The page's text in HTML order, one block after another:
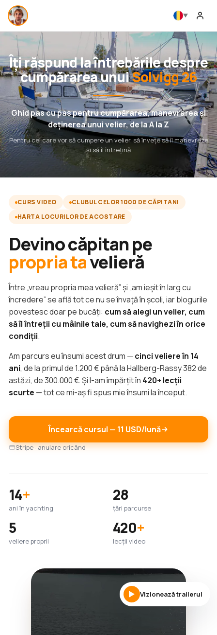
Îți răspund la întrebările despre
cumpărarea unuiSolvigg 26
Ghid pas cu pas pentru cumpărarea, manevrarea și
deținerea unui velier, de la A la Z
Pentru cei care vor să cumpere un velier, să învețe să îl manevreze
și să îl întrețină
CURS VIDEO
CLUBUL CELOR 1000 DE CĂPITANI
HARTA LOCURILOR DE ACOSTARE
Devino căpitan pe
propria tavelieră
Între „vreau propria mea velieră” și „am ieșit în larg cu
încredere” se află tot ce nu se învață în școli, iar blogurile
povestesc doar pe bucăți: cum să alegi un velier, cum
să îl întreții cu mâinile tale, cum să navighezi în orice
condiții.
Am parcurs eu însumi acest drum — cinci veliere în 14
ani, de la primul de 1.200 € până la Hallberg-Rassy 382 de
astăzi, de 300.000 €. Și l-am împărțit în 420+ lecții
scurte — tot ce mi-aș fi spus mie însumi la început.
Încearcă cursul — 11 USD/lună
Stripe · anulare oricând
14+
ani în yachting
28
țări parcurse
5
veliere proprii
420+
lecții video
Vizionează trailerul